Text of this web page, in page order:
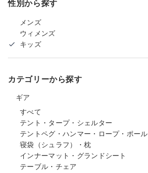
性別から探す
メンズ
ウィメンズ
キッズ
カテゴリーから探す
ギア
すべて
テント・タープ・シェルター
テントペグ・ハンマー・ロープ・ポール
寝袋（シュラフ）・枕
インナーマット・グランドシート
テーブル・チェア